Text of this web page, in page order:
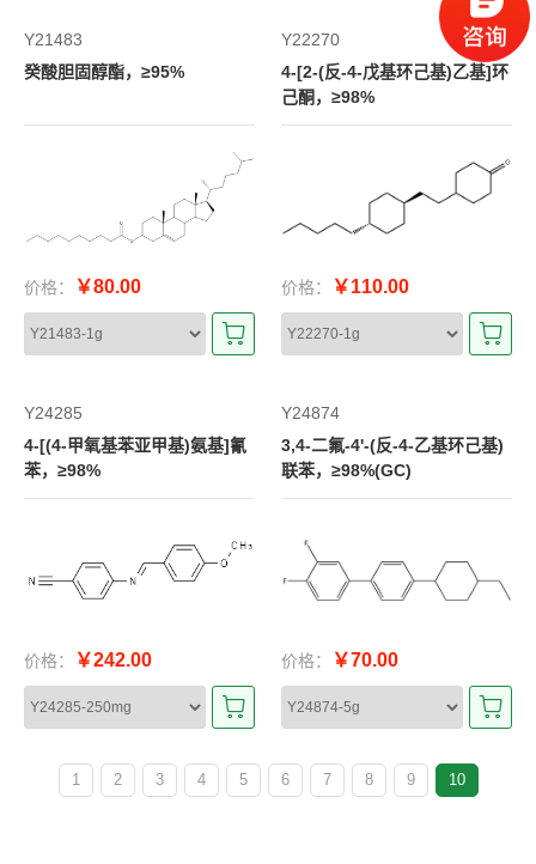
Y21483
癸酸胆固醇酯，≥95%
价格： ￥80.00
Y22270
4-[2-(反-4-戊基环己基)乙基]环
己酮，≥98%
价格： ￥110.00
Y24285
4-[(4-甲氧基苯亚甲基)氨基]氰
苯，≥98%
价格： ￥242.00
Y24874
3,4-二氟-4'-(反-4-乙基环己基)
联苯，≥98%(GC)
价格： ￥70.00
1 2 3 4 5 6 7 8 9 10